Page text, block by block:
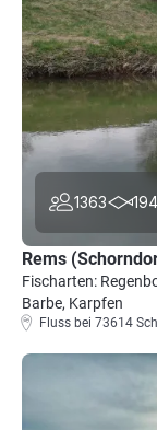
1363 194
Rems
Fischarten:
Barbe, Karpfen
Fluss bei 73614